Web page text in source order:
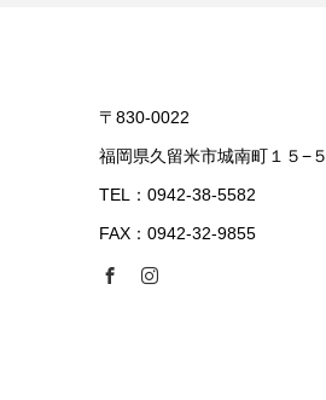
〒830-0022
福岡県久留米市城南町１５−５
TEL：0942-38-5582
FAX：0942-32-9855